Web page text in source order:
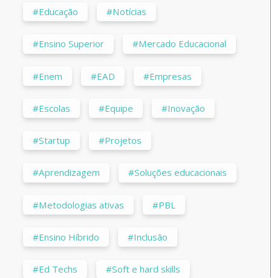
#Educação #Notícias
#Ensino Superior #Mercado Educacional
#Enem #EAD #Empresas
#Escolas #Equipe #Inovação
#Startup #Projetos
#Aprendizagem #Soluções educacionais
#Metodologias ativas #PBL
#Ensino Híbrido #Inclusão
#Ed Techs #Soft e hard skills